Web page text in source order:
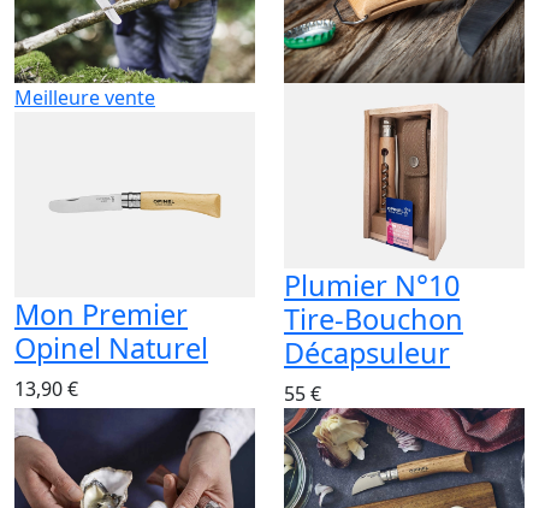
Meilleure vente
Mon Premier
Opinel Naturel
13,90 €
Plumier N°10
Tire-Bouchon
Décapsuleur
55 €